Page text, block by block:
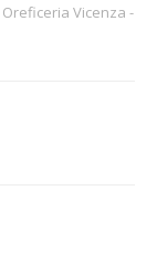
Oreficeria Vicenza -